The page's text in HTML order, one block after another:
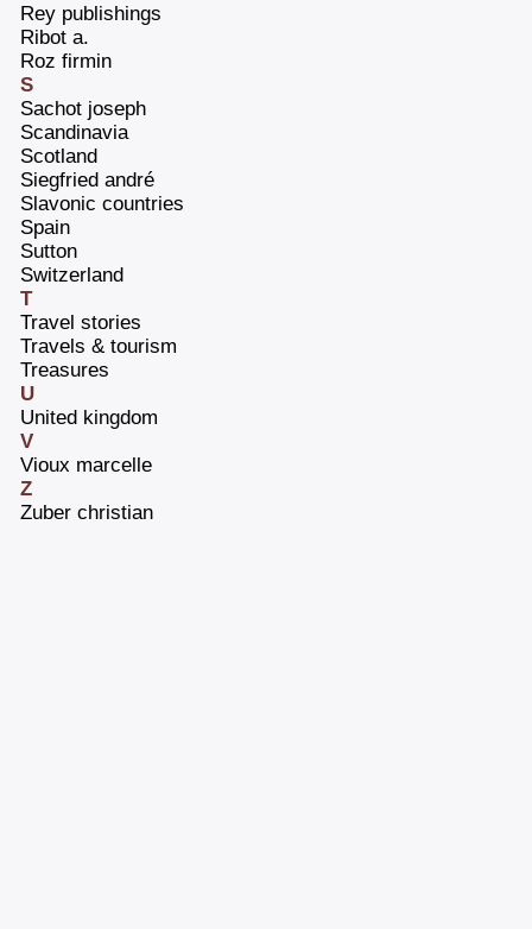
‎Rey publishings‎
‎Ribot a.‎
‎Roz firmin‎
S
‎Sachot joseph‎
‎Scandinavia‎
‎Scotland‎
‎Siegfried andré‎
Slavonic countries
‎Spain‎
‎Sutton‎
‎Switzerland‎
T
‎Travel stories‎
‎Travels & tourism‎
‎Treasures‎
U
‎United kingdom‎
V
‎Vioux marcelle‎
Z
‎Zuber christian‎